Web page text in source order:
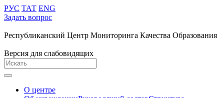
РУС ТАТ ENG
Задать вопрос
Республиканский Центр Мониторинга Качества Образования
Версия для слабовидящих
О центре